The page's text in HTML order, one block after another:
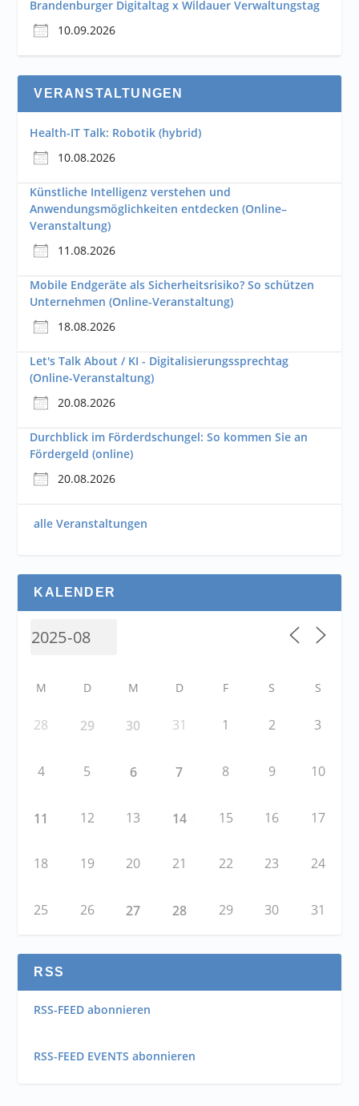
Brandenburger Digitaltag x Wildauer Verwaltungstag
10.09.2026
VERANSTALTUNGEN
Health-IT Talk: Robotik (hybrid)
10.08.2026
Künstliche Intelligenz verstehen und
Anwendungsmöglichkeiten entdecken (Online–
Veranstaltung)
11.08.2026
Mobile Endgeräte als Sicherheitsrisiko? So schützen
Unternehmen (Online-Veranstaltung)
18.08.2026
Let's Talk About / KI - Digitalisierungssprechtag
(Online-Veranstaltung)
20.08.2026
Durchblick im Förderdschungel: So kommen Sie an
Fördergeld (online)
20.08.2026
alle Veranstaltungen
KALENDER
M D M D F S S
28 29 30 31 1 2 3
4 5 6 7 8 9 10
11 12 13 14 15 16 17
18 19 20 21 22 23 24
25 26 27 28 29 30 31
RSS
RSS-FEED abonnieren
RSS-FEED EVENTS abonnieren